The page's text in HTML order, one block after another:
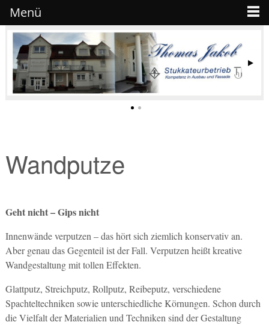
Wandputze
Geht nicht – Gips nicht
Innenwände verputzen – das hört sich ziemlich konservativ an.
Aber genau das Gegenteil ist der Fall. Verputzen heißt kreative
Wandgestaltung mit tollen Effekten.
Glattputz, Streichputz, Rollputz, Reibeputz, verschiedene
Spachteltechniken sowie unterschiedliche Körnungen. Schon durch
die Vielfalt der Materialien und Techniken sind der Gestaltung
Menü